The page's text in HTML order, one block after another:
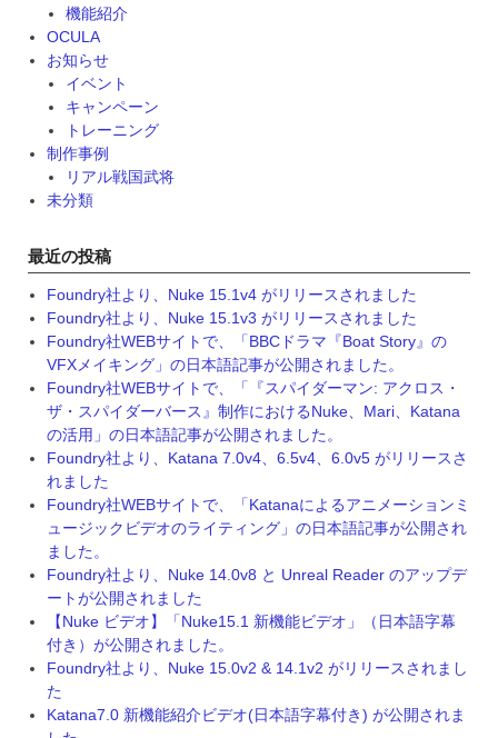
機能紹介
OCULA
お知らせ
イベント
キャンペーン
トレーニング
制作事例
リアル戦国武将
未分類
最近の投稿
Foundry社より、Nuke 15.1v4 がリリースされました
Foundry社より、Nuke 15.1v3 がリリースされました
Foundry社WEBサイトで、「BBCドラマ『Boat Story』の
VFXメイキング」の日本語記事が公開されました。
Foundry社WEBサイトで、「『スパイダーマン: アクロス・
ザ・スパイダーバース』制作におけるNuke、Mari、Katana
の活用」の日本語記事が公開されました。
Foundry社より、Katana 7.0v4、6.5v4、6.0v5 がリリースさ
れました
Foundry社WEBサイトで、「Katanaによるアニメーションミ
ュージックビデオのライティング」の日本語記事が公開され
ました。
Foundry社より、Nuke 14.0v8 と Unreal Reader のアップデ
ートが公開されました
【Nuke ビデオ】「Nuke15.1 新機能ビデオ」（日本語字幕
付き）が公開されました。
Foundry社より、Nuke 15.0v2 & 14.1v2 がリリースされまし
た
Katana7.0 新機能紹介ビデオ(日本語字幕付き) が公開されま